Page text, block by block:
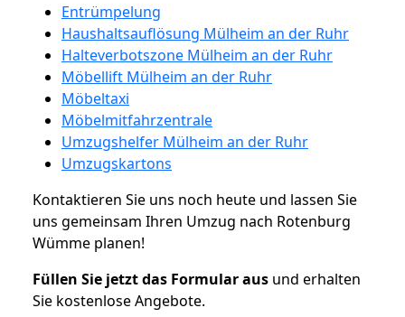
Entrümpelung
Haushaltsauflösung Mülheim an der Ruhr
Halteverbotszone Mülheim an der Ruhr
Möbellift Mülheim an der Ruhr
Möbeltaxi
Möbelmitfahrzentrale
Umzugshelfer Mülheim an der Ruhr
Umzugskartons
Kontaktieren Sie uns noch heute und lassen Sie
uns gemeinsam Ihren Umzug nach Rotenburg
Wümme planen!
Füllen Sie jetzt das Formular aus und erhalten
Sie kostenlose Angebote.